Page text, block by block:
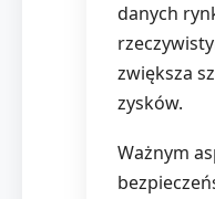
danych
zwiększa
zysków.
Ważnym